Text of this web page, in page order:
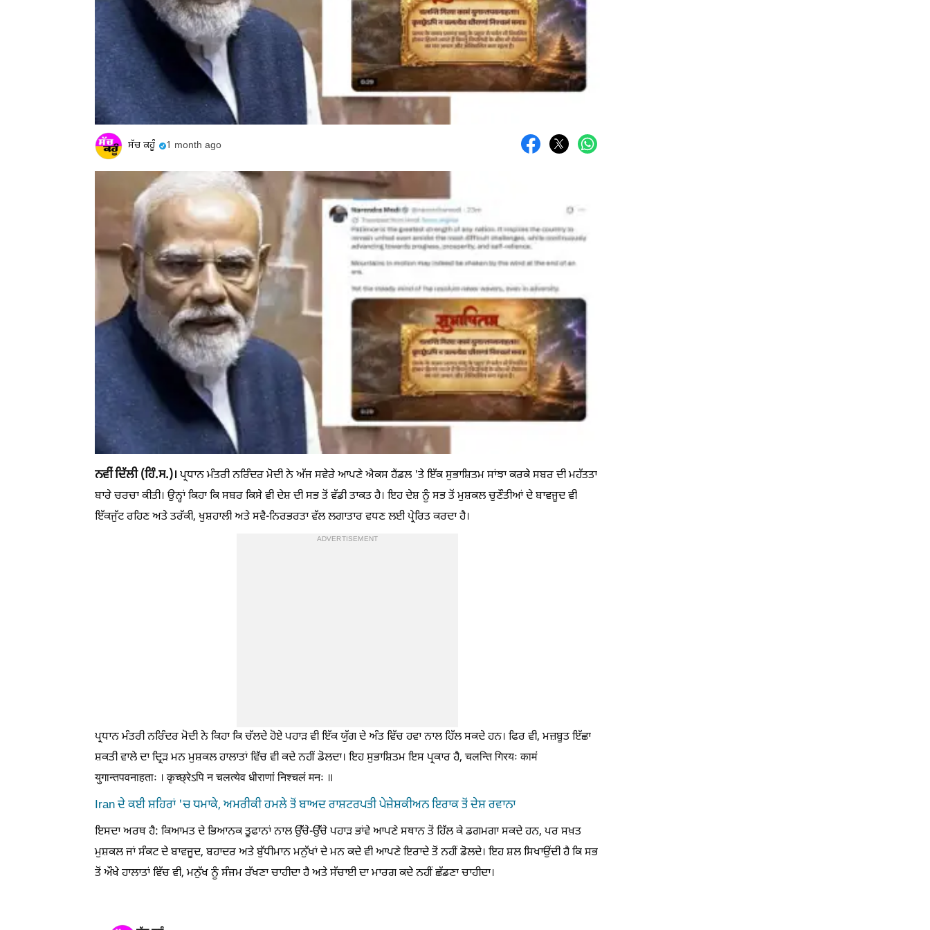
ਸੱਚ ਕਹੂੰ 1 month ago
ਨਵੀਂ ਦਿੱਲੀ (ਹਿੰ.ਸ.)। ਪ੍ਰਧਾਨ ਮੰਤਰੀ ਨਰਿੰਦਰ ਮੋਦੀ ਨੇ ਅੱਜ ਸਵੇਰੇ ਆਪਣੇ ਐਕਸ ਹੈਂਡਲ 'ਤੇ ਇੱਕ ਸੁਭਾਸ਼ਿਤਮ ਸਾਂਝਾ ਕਰਕੇ ਸਬਰ ਦੀ ਮਹੱਤਤਾ
ਬਾਰੇ ਚਰਚਾ ਕੀਤੀ। ਉਨ੍ਹਾਂ ਕਿਹਾ ਕਿ ਸਬਰ ਕਿਸੇ ਵੀ ਦੇਸ਼ ਦੀ ਸਭ ਤੋਂ ਵੱਡੀ ਤਾਕਤ ਹੈ। ਇਹ ਦੇਸ਼ ਨੂੰ ਸਭ ਤੋਂ ਮੁਸ਼ਕਲ ਚੁਣੌਤੀਆਂ ਦੇ ਬਾਵਜੂਦ ਵੀ
ਇੱਕਜੁੱਟ ਰਹਿਣ ਅਤੇ ਤਰੱਕੀ, ਖੁਸ਼ਹਾਲੀ ਅਤੇ ਸਵੈ-ਨਿਰਭਰਤਾ ਵੱਲ ਲਗਾਤਾਰ ਵਧਣ ਲਈ ਪ੍ਰੇਰਿਤ ਕਰਦਾ ਹੈ।
ADVERTISEMENT
ਪ੍ਰਧਾਨ ਮੰਤਰੀ ਨਰਿੰਦਰ ਮੋਦੀ ਨੇ ਕਿਹਾ ਕਿ ਚੱਲਦੇ ਹੋਏ ਪਹਾੜ ਵੀ ਇੱਕ ਯੁੱਗ ਦੇ ਅੰਤ ਵਿੱਚ ਹਵਾ ਨਾਲ ਹਿੱਲ ਸਕਦੇ ਹਨ। ਫਿਰ ਵੀ, ਮਜ਼ਬੂਤ ਇੱਛਾ
ਸ਼ਕਤੀ ਵਾਲੇ ਦਾ ਦ੍ਰਿੜ ਮਨ ਮੁਸ਼ਕਲ ਹਾਲਾਤਾਂ ਵਿੱਚ ਵੀ ਕਦੇ ਨਹੀਂ ਡੋਲਦਾ। ਇਹ ਸੁਭਾਸ਼ਿਤਮ ਇਸ ਪ੍ਰਕਾਰ ਹੈ, चलन्ति गिरयः कामं
युगान्तपवनाहताः । कृच्छ्रेऽपि न चलत्येव धीराणां निश्चलं मनः ॥
Iran ਦੇ ਕਈ ਸ਼ਹਿਰਾਂ 'ਚ ਧਮਾਕੇ, ਅਮਰੀਕੀ ਹਮਲੇ ਤੋਂ ਬਾਅਦ ਰਾਸ਼ਟਰਪਤੀ ਪੇਜ਼ੇਸ਼ਕੀਅਨ ਇਰਾਕ ਤੋਂ ਦੇਸ਼ ਰਵਾਨਾ
ਇਸਦਾ ਅਰਥ ਹੈ: ਕਿਆਮਤ ਦੇ ਭਿਆਨਕ ਤੂਫਾਨਾਂ ਨਾਲ ਉੱਚੇ-ਉੱਚੇ ਪਹਾੜ ਭਾਂਵੇ ਆਪਣੇ ਸਥਾਨ ਤੋਂ ਹਿੱਲ ਕੇ ਡਗਮਗਾ ਸਕਦੇ ਹਨ, ਪਰ ਸਖ਼ਤ
ਮੁਸ਼ਕਲ ਜਾਂ ਸੰਕਟ ਦੇ ਬਾਵਜੂਦ, ਬਹਾਦਰ ਅਤੇ ਬੁੱਧੀਮਾਨ ਮਨੁੱਖਾਂ ਦੇ ਮਨ ਕਦੇ ਵੀ ਆਪਣੇ ਇਰਾਦੇ ਤੋਂ ਨਹੀਂ ਡੋਲਦੇ। ਇਹ ਸ਼ਲ ਸਿਖਾਉਂਦੀ ਹੈ ਕਿ ਸਭ
ਤੋਂ ਔਖੇ ਹਾਲਾਤਾਂ ਵਿੱਚ ਵੀ, ਮਨੁੱਖ ਨੂੰ ਸੰਜਮ ਰੱਖਣਾ ਚਾਹੀਦਾ ਹੈ ਅਤੇ ਸੱਚਾਈ ਦਾ ਮਾਰਗ ਕਦੇ ਨਹੀਂ ਛੱਡਣਾ ਚਾਹੀਦਾ।